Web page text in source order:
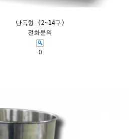
단독형 (2~14구)
전화문의
0